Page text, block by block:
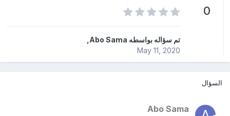
0
تم سؤاله بواسطهAbo Sama
,
May 11, 2020
السؤال
Abo Sama